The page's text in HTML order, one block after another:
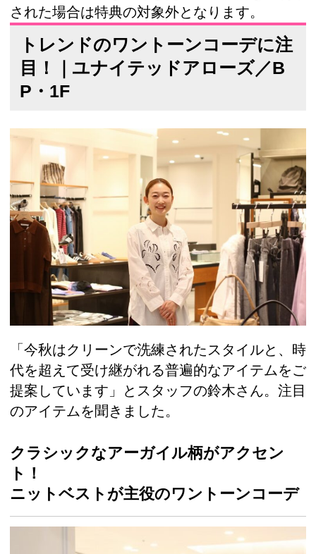
された場合は特典の対象外となります。
トレンドのワントーンコーデに注
目！｜ユナイテッドアローズ／B
P・1F
「今秋はクリーンで洗練されたスタイルと、時
代を超えて受け継がれる普遍的なアイテムをご
提案しています」とスタッフの鈴木さん。注目
のアイテムを聞きました。
クラシックなアーガイル柄がアクセン
ト！
ニットベストが主役のワントーンコーデ